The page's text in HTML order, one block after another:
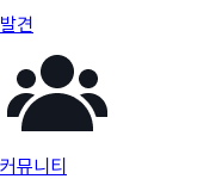
발견
커뮤니티